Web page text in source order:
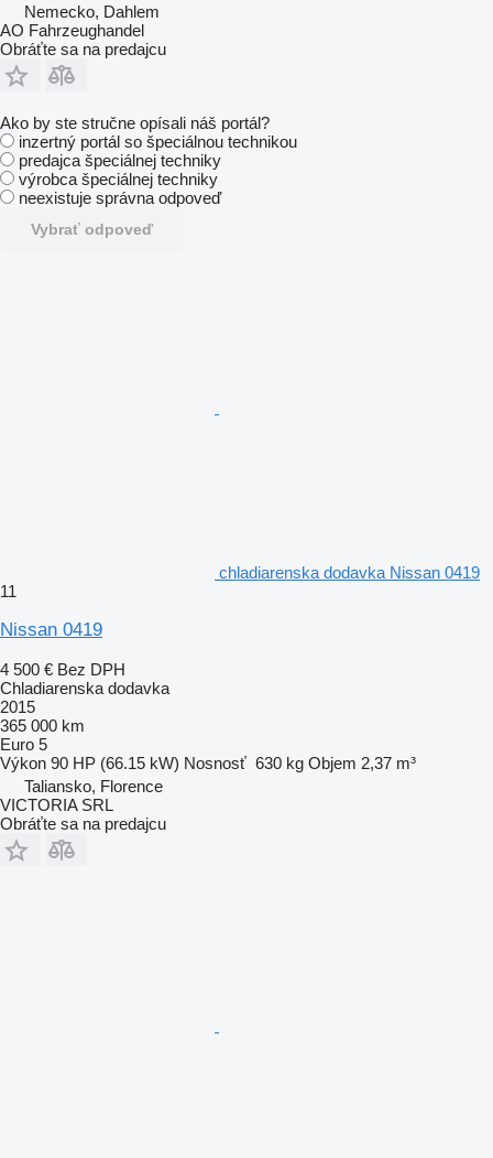
Nemecko, Dahlem
AO Fahrzeughandel
Obráťte sa na predajcu
Ako by ste stručne opísali náš portál?
inzertný portál so špeciálnou technikou
predajca špeciálnej techniky
výrobca špeciálnej techniky
neexistuje správna odpoveď
Vybrať odpoveď
chladiarenska dodavka Nissan 0419
11
Nissan 0419
4 500 € Bez DPH
Chladiarenska dodavka
2015
365 000 km
Euro 5
Výkon 90 HP (66.15 kW) Nosnosť 630 kg Objem 2,37 m³
Taliansko, Florence
VICTORIA SRL
Obráťte sa na predajcu